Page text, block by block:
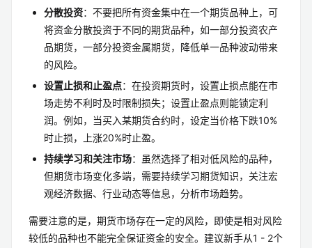
分散投资：不要把所有资金集中在一个期货品种上，可
将资金分散投资于不同的期货品种，如一部分投资农产
品期货，一部分投资金属期货，降低单一品种波动带来
的风险。
设置止损和止盈点：在投资期货时，设置止损点能在市
场走势不利时及时限制损失；设置止盈点则能锁定利
润。例如，当买入某期货合约时，设定当价格下跌10%
时止损，上涨20%时止盈。
持续学习和关注市场：虽然选择了相对低风险的品种，
但期货市场变化多端，需要持续学习期货知识，关注宏
观经济数据、行业动态等信息，分析市场趋势。
需要注意的是，期货市场存在一定的风险，即使是相对风险
较低的品种也不能完全保证资金的安全。建议新手从1 - 2个